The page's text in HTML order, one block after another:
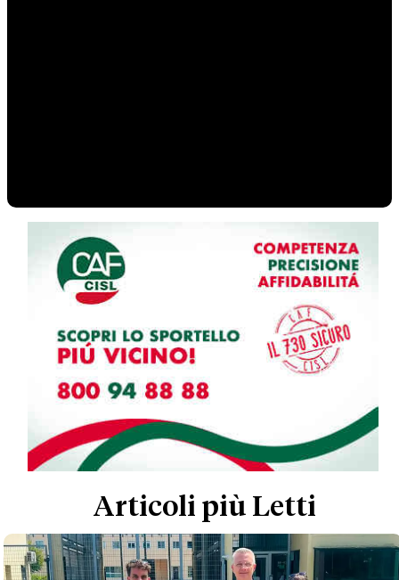
Articoli più Letti